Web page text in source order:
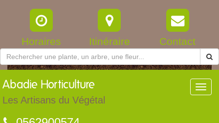
Horaires Itinéraire Contact
Abadie Horticulture
Les Artisans du Végétal